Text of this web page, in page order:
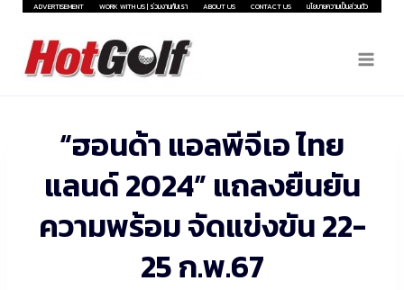
Skip
content
ADVERTISEMENT WORK WITH US | ร่วมงานกับเรา ABOUT US CONTACT US นโยบายความเป็นส่วนตัว
“ฮอนด้า แอลพีจีเอ ไทย
แลนด์ 2024” แถลงยืนยัน
ความพร้อม จัดแข่งขัน 22-
25 ก.พ.67